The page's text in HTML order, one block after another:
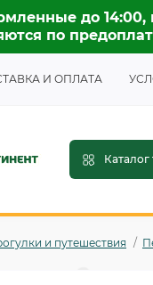
до 14:00,
по
И ОПЛАТА
Каталог
и путешествия